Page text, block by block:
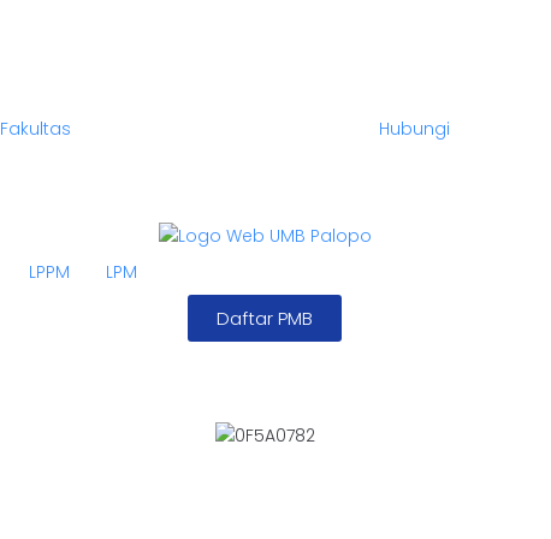
Fakultas Hubungi
LPPM LPM
Daftar PMB